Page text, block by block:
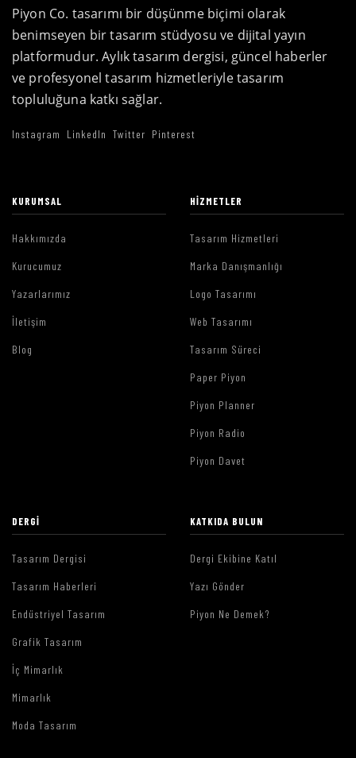
Piyon Co. tasarımı bir düşünme biçimi olarak
benimseyen bir tasarım stüdyosu ve dijital yayın
platformudur. Aylık tasarım dergisi, güncel haberler
ve profesyonel tasarım hizmetleriyle tasarım
topluluğuna katkı sağlar.
Instagram LinkedIn Twitter Pinterest
KURUMSAL
Hakkımızda
Kurucumuz
Yazarlarımız
İletişim
Blog
HIZMETLER
Tasarım Hizmetleri
Marka Danışmanlığı
Logo Tasarımı
Web Tasarımı
Tasarım Süreci
Paper Piyon
Piyon Planner
Piyon Radio
Piyon Davet
DERGI
Tasarım Dergisi
Tasarım Haberleri
Endüstriyel Tasarım
Grafik Tasarım
İç Mimarlık
Mimarlık
Moda Tasarım
KATKIDA BULUN
Dergi Ekibine Katıl
Yazı Gönder
Piyon Ne Demek?